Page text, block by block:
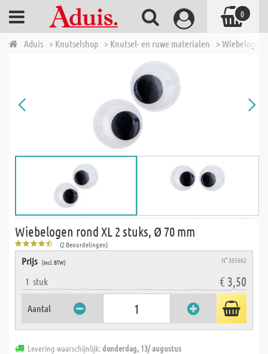
Aduis > Knutselshop > Knutsel- en ruwe materialen > Wiebelogen
Wiebelogen rond XL 2 stuks, Ø 70 mm
(2 Beoordelingen)
Prijs (incl. BTW) N° 305662
1 stuk € 3,50
Aantal
Levering waarschijnlijk:donderdag, 13/ augustus
0